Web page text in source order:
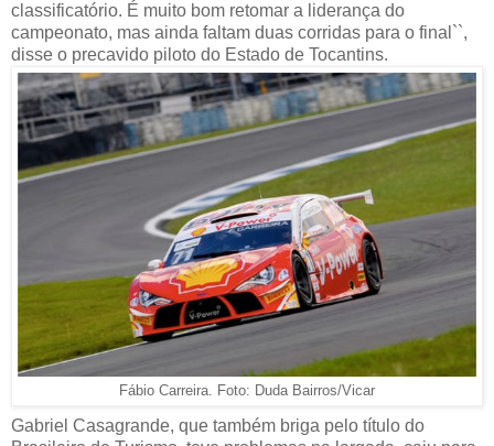
classificatório. É muito bom retomar a liderança do
campeonato, mas ainda faltam duas corridas para o final``,
disse o precavido piloto do Estado de Tocantins.
Fábio Carreira. Foto: Duda Bairros/Vicar
Gabriel Casagrande, que também briga pelo título do